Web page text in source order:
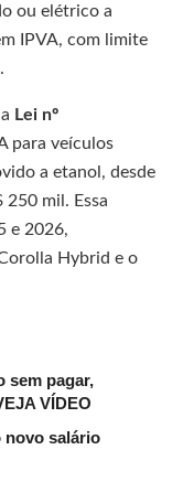
ou elétrico a
IPVA, com limite
Lei nº
para veículos
a etanol, desde
mil. Essa
e 2026,
Hybrid e o
sem pagar,
VÍDEO
novo salário